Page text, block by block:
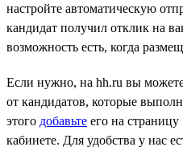
настройте автоматическую
кандидат получил отклик на
возможность есть, когда
Если нужно, на hh.ru вы
от кандидатов, которые
этого добавьте его на
кабинете. Для удобства у нас